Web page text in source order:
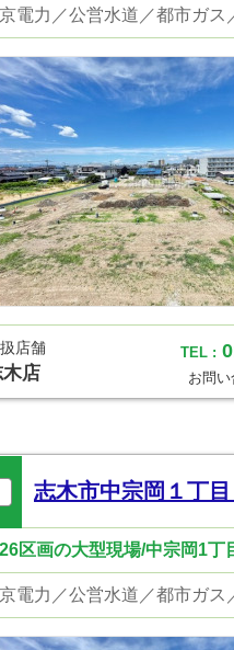
電力／公営水道／都市ガス
店舗
店
TEL :
お問
志木市中宗岡１丁
区画の大型現場/中宗岡1丁
電力／公営水道／都市ガス